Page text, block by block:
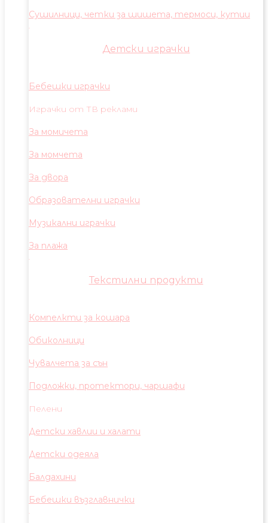
Сушилници, четки за шишета, термоси, кутии
Детски играчки
Бебешки играчки
Играчки от ТВ реклами
За момичета
За момчета
За двора
Образователни играчки
Музикални играчки
За плажа
Текстилни продукти
Компелкти за кошара
Обиколници
Чувалчета за сън
Подложки, протектори, чаршафи
Пелени
Детски хавлии и халати
Детски одеяла
Балдахини
Бебешки възглавнички